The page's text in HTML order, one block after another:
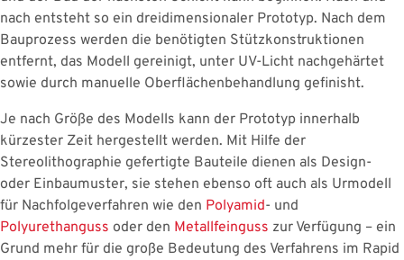
nach entsteht so ein dreidimensionaler Prototyp. Nach dem
Bauprozess werden die benötigten Stützkonstruktionen
entfernt, das Modell gereinigt, unter UV-Licht nachgehärtet
sowie durch manuelle Oberflächenbehandlung gefinisht.
Je nach Größe des Modells kann der Prototyp innerhalb
kürzester Zeit hergestellt werden. Mit Hilfe der
Stereolithographie gefertigte Bauteile dienen als Design-
oder Einbaumuster, sie stehen ebenso oft auch als Urmodell
für Nachfolgeverfahren wie den Polyamid- und
Polyurethanguss oder den Metallfeinguss zur Verfügung – ein
Grund mehr für die große Bedeutung des Verfahrens im Rapid